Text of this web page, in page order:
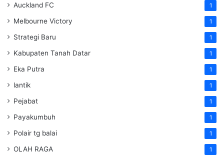
Auckland FC 1
Melbourne Victory 1
Strategi Baru 1
Kabupaten Tanah Datar 1
Eka Putra 1
lantik 1
Pejabat 1
Payakumbuh 1
Polair tg balai 1
OLAH RAGA 1